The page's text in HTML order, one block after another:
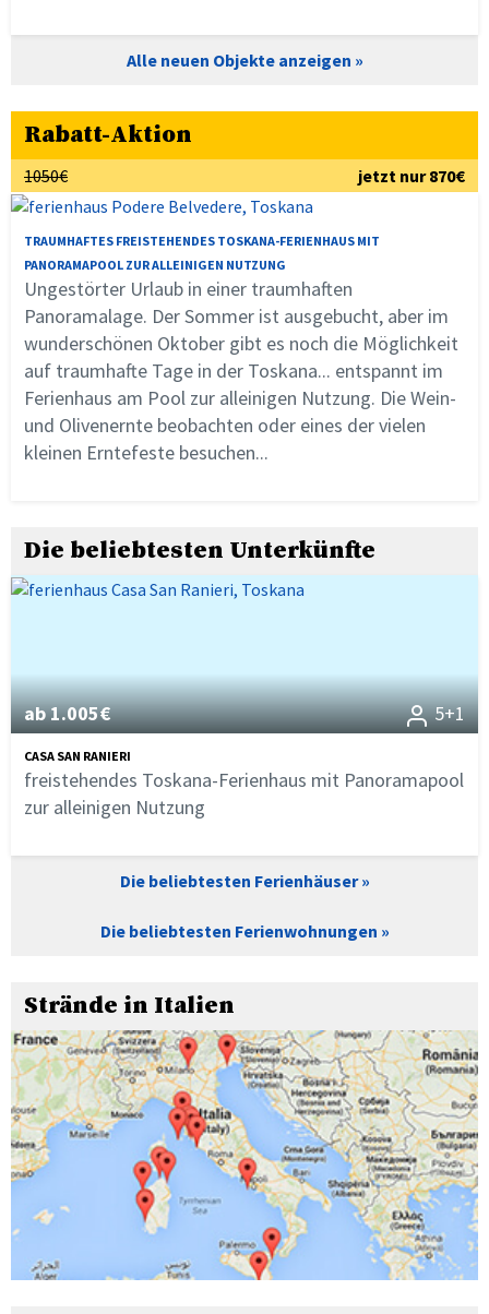
Alle neuen Objekte anzeigen
Rabatt-Aktion
1050€ jetzt nur 870€
TRAUMHAFTES FREISTEHENDES TOSKANA-FERIENHAUS MIT
PANORAMAPOOL ZUR ALLEINIGEN NUTZUNG
Ungestörter Urlaub in einer traumhaften
Panoramalage. Der Sommer ist ausgebucht, aber im
wunderschönen Oktober gibt es noch die Möglichkeit
auf traumhafte Tage in der Toskana... entspannt im
Ferienhaus am Pool zur alleinigen Nutzung. Die Wein-
und Olivenernte beobachten oder eines der vielen
kleinen Erntefeste besuchen...
Die beliebtesten Unterkünfte
ab 1.005€ 5+1
CASA SAN RANIERI
freistehendes Toskana-Ferienhaus mit Panoramapool
zur alleinigen Nutzung
Die beliebtesten Ferienhäuser
Die beliebtesten Ferienwohnungen
Strände in Italien